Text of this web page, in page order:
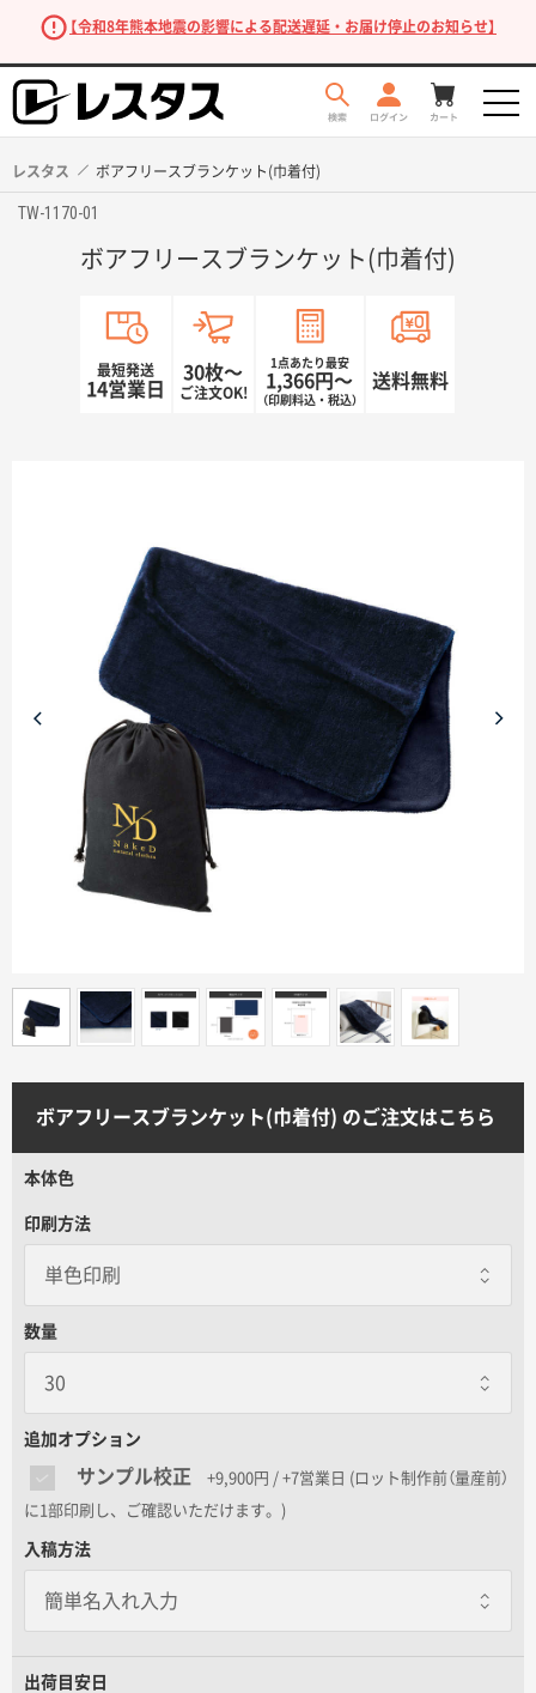
【令和8年熊本地震の影響による配送遅延・お届け停止のお知らせ】
商品カテゴリーから探す
ターゲットから探す
目的・シーンから探す
印刷色から探す
サイトメニュー
データ入稿ガイド
再注文について
よくあるご質問
レスタス ボアフリースブランケット(巾着付)
TW-1170-01
ボアフリースブランケット(巾着付)
最短発送
14営業日
30枚〜
ご注文OK!
1点あたり最安
1,366円〜
（印刷料込・税込）
送料無料
ボアフリースブランケット(巾着付) のご注文はこちら
本体色
印刷方法
数量
追加オプション
サンプル校正 +9,900円 / +7営業日 (ロット制作前（量産前）
に1部印刷し、ご確認いただけます。)
入稿方法
出荷目安日